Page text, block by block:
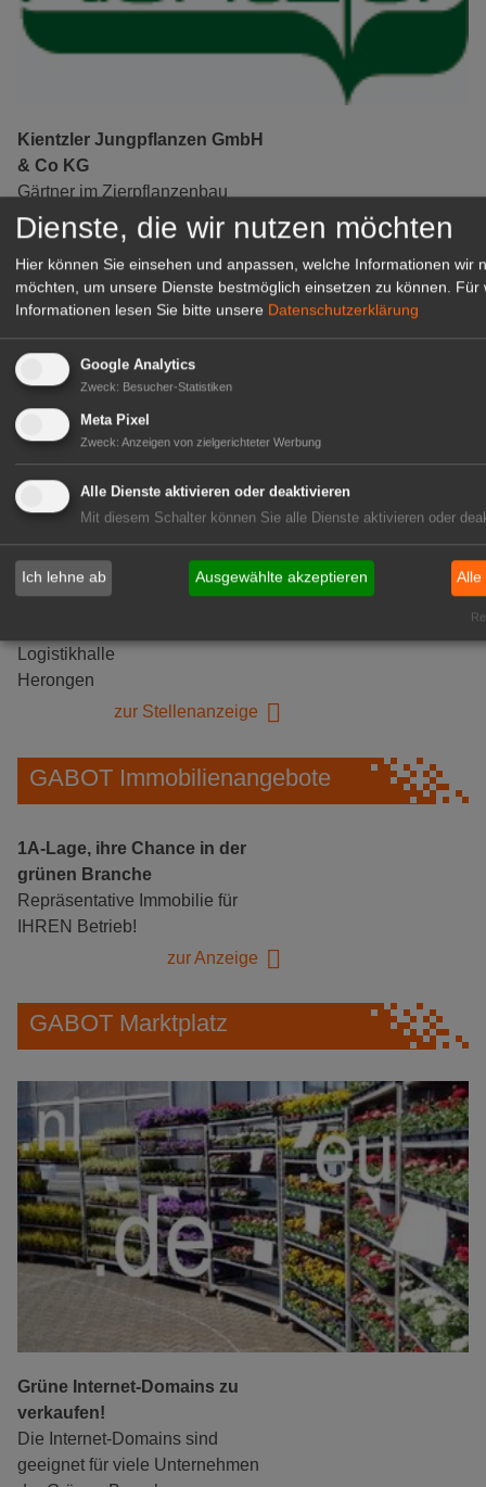
Kientzler Jungpflanzen GmbH
& Co KG
Gärtner im Zierpflanzenbau
(Geselle/Meister/Techniker)
(m/w/d)
Gensingen
zur Stellenanzeige
Gärtnerei Hanns
Logistikhalle
Herongen
zur Stellenanzeige
GABOT Immobilienangebote
1A-Lage, ihre Chance in der
grünen Branche
Repräsentative Immobilie für
IHREN Betrieb!
zur Anzeige
GABOT Marktplatz
Grüne Internet-Domains zu
verkaufen!
Die Internet-Domains sind
geeignet für viele Unternehmen
Dienste, die wir nutzen möchten
Hier können Sie einsehen und anpassen, welche Informationen wir
möchten, um unsere Dienste bestmöglich einsetzen zu können. Für
Informationen lesen Sie bitte unsere Datenschutzerklärung
Google Analytics
Zweck: Besucher-Statistiken
Meta Pixel
Zweck: Anzeigen von zielgerichteter Werbung
Alle Dienste aktivieren oder deaktivieren
Mit diesem Schalter können Sie alle Dienste aktivieren oder
Ich lehne ab Ausgewählte akzeptieren Alle